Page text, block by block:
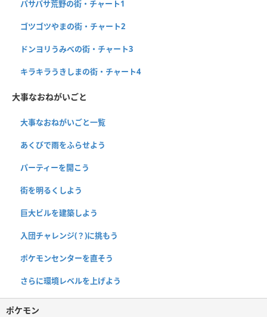
パサパサ荒野の街・チャート1
ゴツゴツやまの街・チャート2
ドンヨリうみべの街・チャート3
キラキラうきしまの街・チャート4
大事なおねがいごと
大事なおねがいごと一覧
あくびで雨をふらせよう
パーティーを開こう
街を明るくしよう
巨大ビルを建築しよう
入団チャレンジ(？)に挑もう
ポケモンセンターを直そう
さらに環境レベルを上げよう
ポケモン